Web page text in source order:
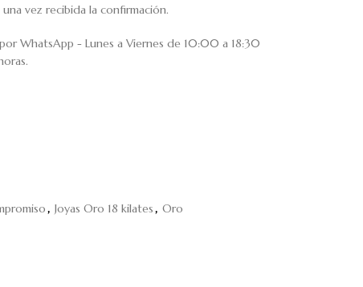
vez recibida la confirmación.
WhatsApp - Lunes a Viernes de 10:00 a 18:30
, Joyas Oro 18 kilates, Oro